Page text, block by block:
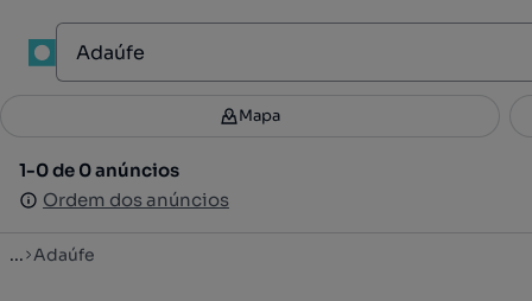
Filtros 2
1-0 de 0 anúncios
Ordem dos anúncios
Mapa
1-0 de 0 anúncios
Ordem dos anúncios
... Adaúfe